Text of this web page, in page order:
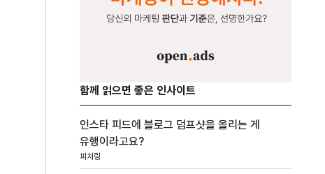
함께 읽으면 좋은 인사이트
인스타 피드에 블로그 덤프샷을 올리는 게
유행이라고요?
피처링